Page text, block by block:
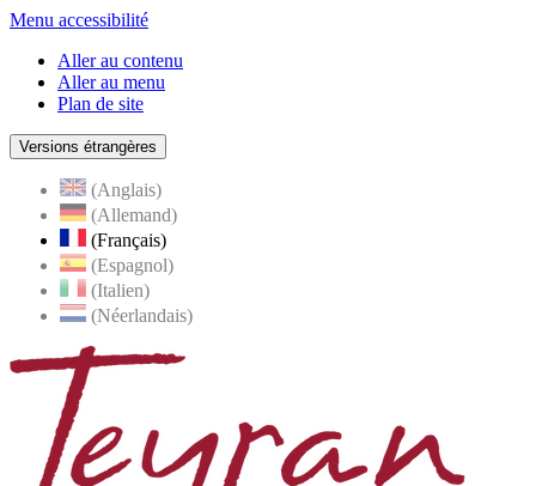
Menu accessibilité
Aller au contenu
Aller au menu
Plan de site
Versions étrangères
(Anglais)
(Allemand)
(Français)
(Espagnol)
(Italien)
(Néerlandais)